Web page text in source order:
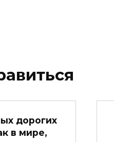
дорогих
в мире,